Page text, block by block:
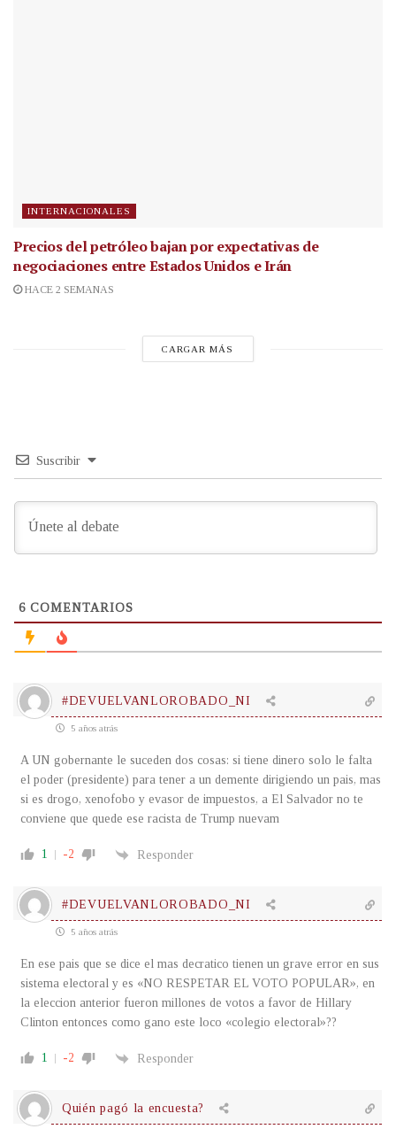
INTERNACIONALES
Precios del petróleo bajan por expectativas de
negociaciones entre Estados Unidos e Irán
HACE 2 SEMANAS
CARGAR MÁS
Suscribir
6 COMENTARIOS
#DEVUELVANLOROBADO_NI
5 años atrás
A UN gobernante le suceden dos cosas: si tiene dinero solo le falta
el poder (presidente) para tener a un demente dirigiendo un pais, mas
si es drogo, xenofobo y evasor de impuestos, a El Salvador no te
conviene que quede ese racista de Trump nuevam
1 -2 Responder
#DEVUELVANLOROBADO_NI
5 años atrás
En ese pais que se dice el mas decratico tienen un grave error en sus
sistema electoral y es «NO RESPETAR EL VOTO POPULAR», en
la eleccion anterior fueron millones de votos a favor de Hillary
Clinton entonces como gano este loco «colegio electoral»??
1 -2 Responder
Quién pagó la encuesta?